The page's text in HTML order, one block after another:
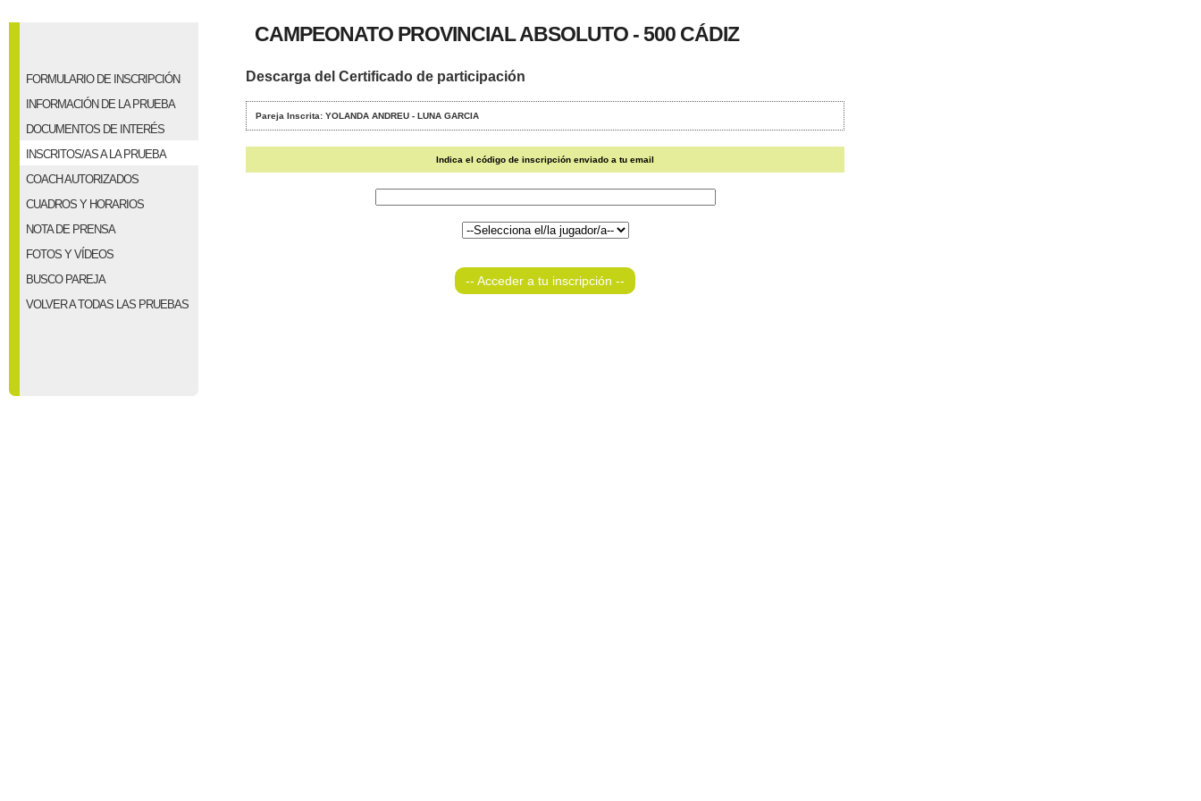
FORMULARIO DE INSCRIPCIÓN
INFORMACIÓN DE LA PRUEBA
DOCUMENTOS DE INTERÉS
INSCRITOS/AS A LA PRUEBA
COACH AUTORIZADOS
CUADROS Y HORARIOS
NOTA DE PRENSA
FOTOS Y VÍDEOS
BUSCO PAREJA
VOLVER A TODAS LAS PRUEBAS
CAMPEONATO PROVINCIAL ABSOLUTO - 500 CÁDIZ
Descarga del Certificado de participación
Pareja Inscrita: YOLANDA ANDREU - LUNA GARCIA
Indica el código de inscripción enviado a tu email
-- Acceder a tu inscripción --